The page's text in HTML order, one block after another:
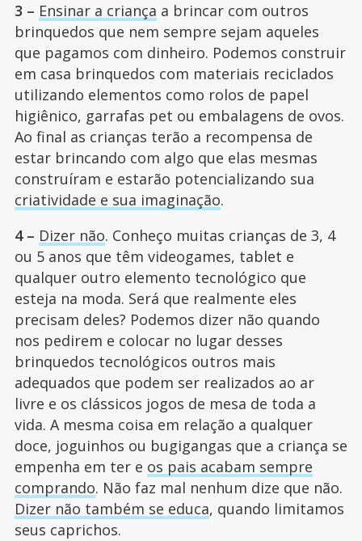
3 – Ensinar a criança a brincar com outros
brinquedos que nem sempre sejam aqueles
que pagamos com dinheiro. Podemos construir
em casa brinquedos com materiais reciclados
utilizando elementos como rolos de papel
higiênico, garrafas pet ou embalagens de ovos.
Ao final as crianças terão a recompensa de
estar brincando com algo que elas mesmas
construíram e estarão potencializando sua
criatividade e sua imaginação.
4 – Dizer não. Conheço muitas crianças de 3, 4
ou 5 anos que têm videogames, tablet e
qualquer outro elemento tecnológico que
esteja na moda. Será que realmente eles
precisam deles? Podemos dizer não quando
nos pedirem e colocar no lugar desses
brinquedos tecnológicos outros mais
adequados que podem ser realizados ao ar
livre e os clássicos jogos de mesa de toda a
vida. A mesma coisa em relação a qualquer
doce, joguinhos ou bugigangas que a criança se
empenha em ter e os pais acabam sempre
comprando. Não faz mal nenhum dize que não.
Dizer não também se educa, quando limitamos
seus caprichos.